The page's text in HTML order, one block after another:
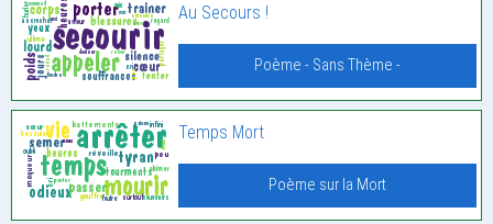
Au Secours !
Poème - Sans Thème -
Temps Mort
Poème sur la Mort